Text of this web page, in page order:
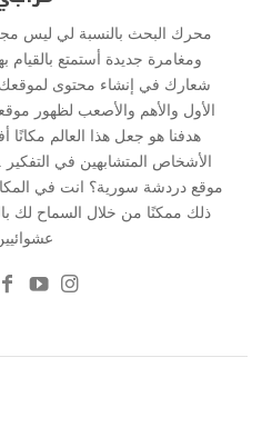
محرك البحث بالنسبة لي ليس
ومغامرة جديدة أستمتع بالقيام
شعارك في إنشاء محتوى لموقعك،
الأول والأهم والأصعب لظهور
هدفنا هو جعل هذا العالم
الأشخاص المتشابهين في
موقع دردشة سورية؟ انت في المكان
ذلك ممكنًا من خلال السماح لك